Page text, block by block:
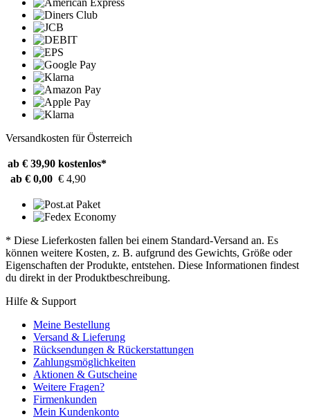
Versandkosten für Österreich
ab € 39,90 kostenlos*
ab € 0,00 € 4,90
* Diese Lieferkosten fallen bei einem Standard-Versand an. Es
können weitere Kosten, z. B. aufgrund des Gewichts, Größe oder
Eigenschaften der Produkte, entstehen. Diese Informationen findest
du direkt in der Produktbeschreibung.
Hilfe & Support
Meine Bestellung
Versand & Lieferung
Rücksendungen & Rückerstattungen
Zahlungsmöglichkeiten
Aktionen & Gutscheine
Weitere Fragen?
Firmenkunden
Mein Kundenkonto